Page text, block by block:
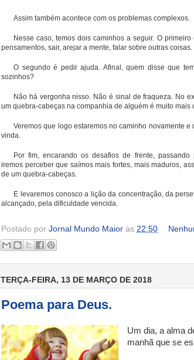
Assim também acontece com os problemas complexos.
Nesse caso, temos dois caminhos a seguir. O
pensamentos, sair, arejar a mente, falar sobre outras
O segundo é pedir ajuda. Afinal, quem disse que
sozinhos?
Não há vergonha nisso. Não é sinal de fraqueza. No
um quebra-cabeças na companhia de alguém é muito mais
Veremos que logo estaremos no caminho novamente
vinda.
Por fim, encarando os desafios de frente,
iremos perceber que saímos mais fortes, mais maduros,
de um quebra-cabeças.
E levaremos conosco a lição da concentração, da
alcançado, pela dificuldade vencida.
Postado por Jornal Mundo Maior às 22:50
TERÇA-FEIRA, 13 DE MARÇO DE 2018
Poema para Deus.
Um dia, a alma
manhã que se